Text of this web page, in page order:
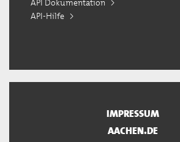
API Dokumentation
API-Hilfe
IMPRESSUM
AACHEN.DE